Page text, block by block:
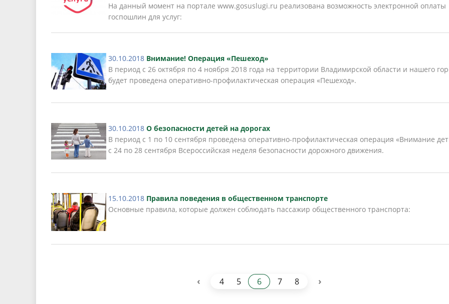
На данный момент на портале www.gosuslugi.ru реализована возможность электронной оплаты
госпошлин для услуг:
30.10.2018 Внимание! Операция «Пешеход»
В период с 26 октября по 4 ноября 2018 года на территории Владимирской области и нашего
будет проведена оперативно-профилактическая операция «Пешеход».
30.10.2018 О безопасности детей на дорогах
В период с 1 по 10 сентября проведена оперативно-профилактическая операция «Внимание
с 24 по 28 сентября Всероссийская неделя безопасности дорожного движения.
15.10.2018 Правила поведения в общественном транспорте
Основные правила, которые должен соблюдать пассажир общественного транспорта:
‹ 4 5 6 7 8 ›